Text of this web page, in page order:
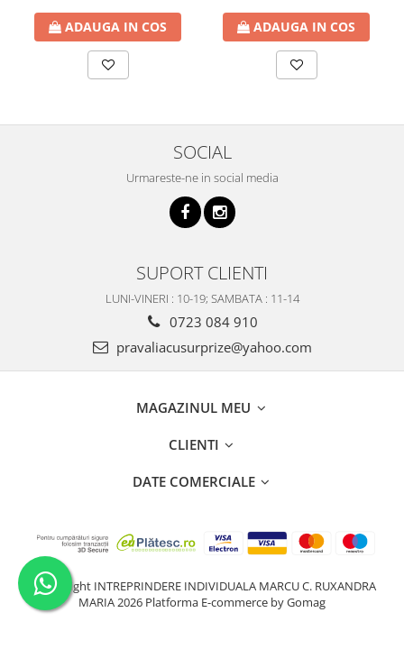
ADAUGA IN COS ADAUGA IN COS
SOCIAL
Urmareste-ne in social media
SUPORT CLIENTI
LUNI-VINERI : 10-19; SAMBATA : 11-14
0723 084 910
pravaliacusurprize@yahoo.com
MAGAZINUL MEU
CLIENTI
DATE COMERCIALE
©Copyright INTREPRINDERE INDIVIDUALA MARCU C. RUXANDRA
MARIA 2026 Platforma E-commerce by Gomag